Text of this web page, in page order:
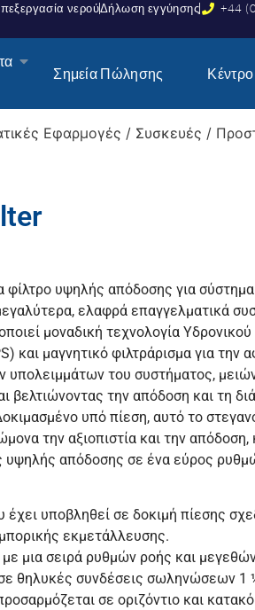
νερούΔήλωση εγγύησης +44
Σημεία Πώλησης
Εφαρμογές / Συσκευές /
φίλτρο υψηλής απόδοσης για
ελαφρά επαγγελματικά
μοναδική τεχνολογία Υδρονικού
και μαγνητικό φιλτράρισμα για την
υπολειμμάτων του συστήματος,
βελτιώνοντας την απόδοση και τη
υπό πίεση, αυτό το
την αξιοπιστία και την
υψηλής απόδοσης σε ένα εύρος
υποβληθεί σε δοκιμή πίεσης
εκμετάλλευσης.
μια σειρά ρυθμών ροής και
θηλυκές συνδέσεις σωληνώσεων 1
σε οριζόντιο και